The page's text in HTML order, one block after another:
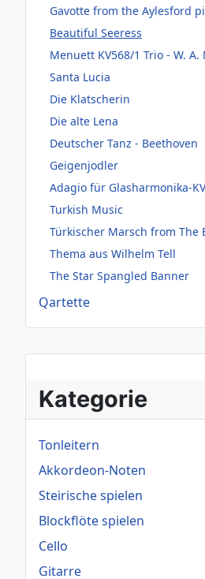
Kategorie
Tonleitern
Akkordeon-Noten
Steirische spielen
Blockflöte spielen
Cello
Gitarre
Gavotte from the Aylesford
Beautiful Seeress
Menuett KV568/1 Trio - W. A.
Santa Lucia
Die Klatscherin
Die alte Lena
Deutscher Tanz - Beethoven
Geigenjodler
Adagio für Glasharmonika-
Turkish Music
Türkischer Marsch from The
Thema aus Wilhelm Tell
The Star Spangled Banner
Qartette